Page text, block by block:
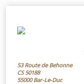
53 Route de Behonne
CS 50188
55000 Bar-Le-Duc